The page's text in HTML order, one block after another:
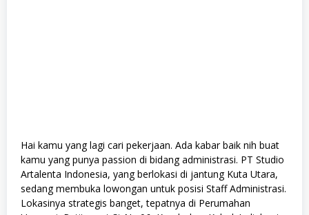
Hai kamu yang lagi cari pekerjaan. Ada kabar baik nih buat
kamu yang punya passion di bidang administrasi. PT Studio
Artalenta Indonesia, yang berlokasi di jantung Kuta Utara,
sedang membuka lowongan untuk posisi Staff Administrasi.
Lokasinya strategis banget, tepatnya di Perumahan